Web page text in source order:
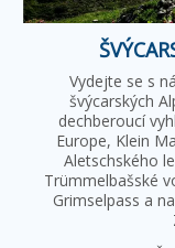
Vydejte se s
švýcarských
dechberoucí
Europe, Klein
Aletschského
Trümmelbašské
Grimselpass a